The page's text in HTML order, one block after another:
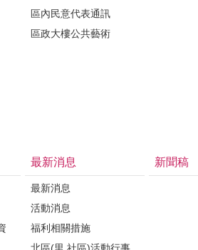
區內民意代表通訊
區政大樓公共藝術
最新消息
最新消息
活動消息
福利相關措施
北區(里.社區)活動行事
新聞稿